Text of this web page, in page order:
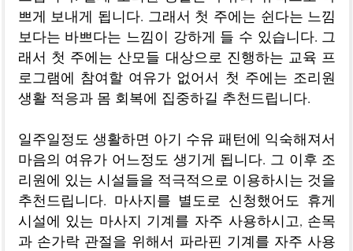
쁘게 보내게 됩니다. 그래서 첫 주에는 쉰다는 느낌
보다는 바쁘다는 느낌이 강하게 들 수 있습니다. 그
래서 첫 주에는 산모들 대상으로 진행하는 교육 프
로그램에 참여할 여유가 없어서 첫 주에는 조리원
생활 적응과 몸 회복에 집중하길 추천드립니다.
일주일정도 생활하면 아기 수유 패턴에 익숙해져서
마음의 여유가 어느정도 생기게 됩니다. 그 이후 조
리원에 있는 시설들을 적극적으로 이용하시는 것을
추천드립니다. 마사지를 별도로 신청했어도 휴게
시설에 있는 마사지 기계를 자주 사용하시고, 손목
과 손가락 관절을 위해서 파라핀 기계를 자주 사용